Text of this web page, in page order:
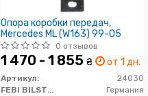
Опора коробки передач,
Mercedes ML (W163) 99-05
0 отзывов
1 470 - 1 855 ₴ от 1 дн.
Артикул:
24030
FEBI BILSTEIN
Германия